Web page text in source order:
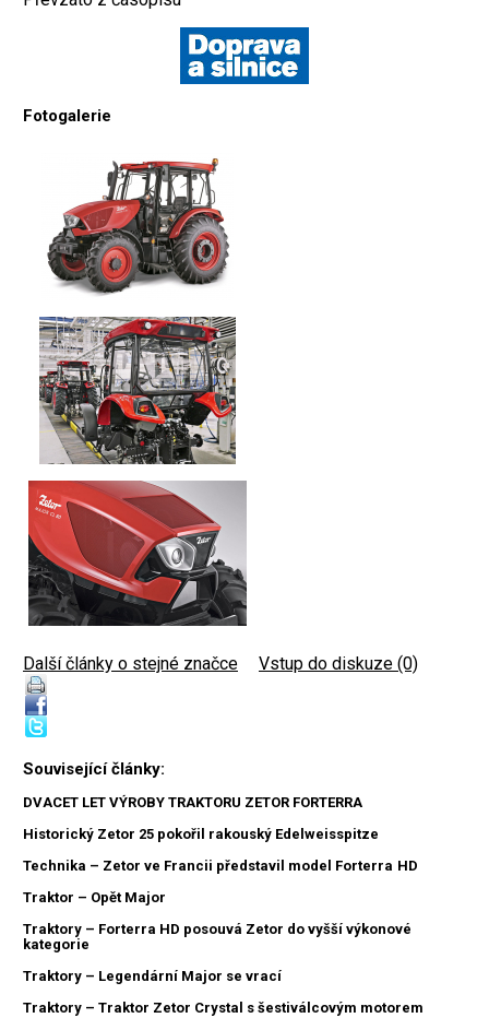
Fotogalerie
Další články o stejné značce Vstup do diskuze (0)
Související články:
DVACET LET VÝROBY TRAKTORU ZETOR FORTERRA
Historický Zetor 25 pokořil rakouský Edelweisspitze
Technika – Zetor ve Francii představil model Forterra HD
Traktor – Opět Major
Traktory – Forterra HD posouvá Zetor do vyšší výkonové
kategorie
Traktory – Legendární Major se vrací
Traktory – Traktor Zetor Crystal s šestiválcovým motorem